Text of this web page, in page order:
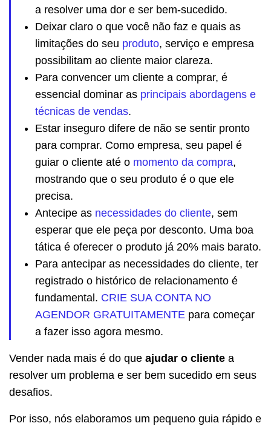
a resolver uma dor e ser bem-sucedido.
Deixar claro o que você não faz e quais as
limitações do seu produto, serviço e empresa
possibilitam ao cliente maior clareza.
Para convencer um cliente a comprar, é
essencial dominar as principais abordagens e
técnicas de vendas.
Estar inseguro difere de não se sentir pronto
para comprar. Como empresa, seu papel é
guiar o cliente até o momento da compra,
mostrando que o seu produto é o que ele
precisa.
Antecipe as necessidades do cliente, sem
esperar que ele peça por desconto. Uma boa
tática é oferecer o produto já 20% mais barato.
Para antecipar as necessidades do cliente, ter
registrado o histórico de relacionamento é
fundamental. CRIE SUA CONTA NO
AGENDOR GRATUITAMENTE para começar
a fazer isso agora mesmo.
Vender nada mais é do que ajudar o cliente a
resolver um problema e ser bem sucedido em seus
desafios.
Por isso, nós elaboramos um pequeno guia rápido e